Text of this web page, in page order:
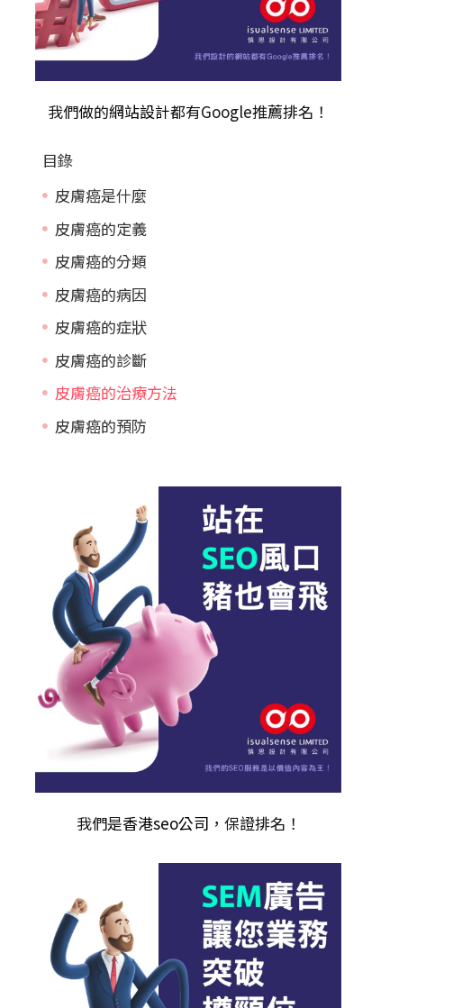
我們做的網站設計都有Google推薦排名！
目錄
皮膚癌是什麼
皮膚癌的定義
皮膚癌的分類
皮膚癌的病因
皮膚癌的症狀
皮膚癌的診斷
皮膚癌的治療方法
皮膚癌的預防
我們是香港seo公司 ，保證排名！